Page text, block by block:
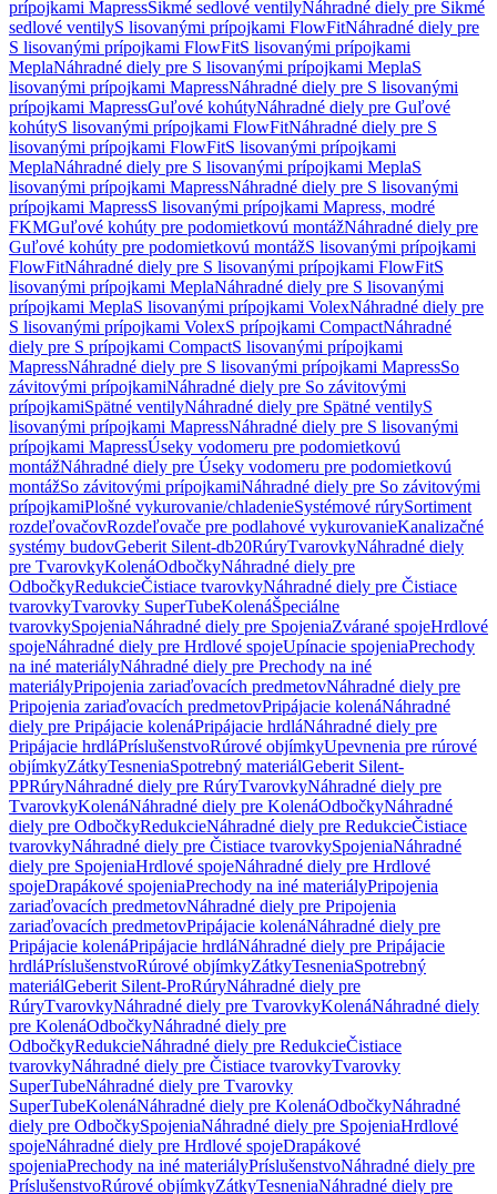
prípojkami MapressŠikmé sedlové ventilyNáhradné diely pre Šikmé
sedlové ventilyS lisovanými prípojkami FlowFitNáhradné diely pre
S lisovanými prípojkami FlowFitS lisovanými prípojkami
MeplaNáhradné diely pre S lisovanými prípojkami MeplaS
lisovanými prípojkami MapressNáhradné diely pre S lisovanými
prípojkami MapressGuľové kohútyNáhradné diely pre Guľové
kohútyS lisovanými prípojkami FlowFitNáhradné diely pre S
lisovanými prípojkami FlowFitS lisovanými prípojkami
MeplaNáhradné diely pre S lisovanými prípojkami MeplaS
lisovanými prípojkami MapressNáhradné diely pre S lisovanými
prípojkami MapressS lisovanými prípojkami Mapress, modré
FKMGuľové kohúty pre podomietkovú montážNáhradné diely pre
Guľové kohúty pre podomietkovú montážS lisovanými prípojkami
FlowFitNáhradné diely pre S lisovanými prípojkami FlowFitS
lisovanými prípojkami MeplaNáhradné diely pre S lisovanými
prípojkami MeplaS lisovanými prípojkami VolexNáhradné diely pre
S lisovanými prípojkami VolexS prípojkami CompactNáhradné
diely pre S prípojkami CompactS lisovanými prípojkami
MapressNáhradné diely pre S lisovanými prípojkami MapressSo
závitovými prípojkamiNáhradné diely pre So závitovými
prípojkamiSpätné ventilyNáhradné diely pre Spätné ventilyS
lisovanými prípojkami MapressNáhradné diely pre S lisovanými
prípojkami MapressÚseky vodomeru pre podomietkovú
montážNáhradné diely pre Úseky vodomeru pre podomietkovú
montážSo závitovými prípojkamiNáhradné diely pre So závitovými
prípojkamiPlošné vykurovanie/chladenieSystémové rúrySortiment
rozdeľovačovRozdeľovače pre podlahové vykurovanieKanalizačné
systémy budovGeberit Silent-db20RúryTvarovkyNáhradné diely
pre TvarovkyKolenáOdbočkyNáhradné diely pre
OdbočkyRedukcieČistiace tvarovkyNáhradné diely pre Čistiace
tvarovkyTvarovky SuperTubeKolenáŠpeciálne
tvarovkySpojeniaNáhradné diely pre SpojeniaZvárané spojeHrdlové
spojeNáhradné diely pre Hrdlové spojeUpínacie spojeniaPrechody
na iné materiályNáhradné diely pre Prechody na iné
materiályPripojenia zariaďovacích predmetovNáhradné diely pre
Pripojenia zariaďovacích predmetovPripájacie kolenáNáhradné
diely pre Pripájacie kolenáPripájacie hrdláNáhradné diely pre
Pripájacie hrdláPríslušenstvoRúrové objímkyUpevnenia pre rúrové
objímkyZátkyTesneniaSpotrebný materiálGeberit Silent-
PPRúryNáhradné diely pre RúryTvarovkyNáhradné diely pre
TvarovkyKolenáNáhradné diely pre KolenáOdbočkyNáhradné
diely pre OdbočkyRedukcieNáhradné diely pre RedukcieČistiace
tvarovkyNáhradné diely pre Čistiace tvarovkySpojeniaNáhradné
diely pre SpojeniaHrdlové spojeNáhradné diely pre Hrdlové
spojeDrapákové spojeniaPrechody na iné materiályPripojenia
zariaďovacích predmetovNáhradné diely pre Pripojenia
zariaďovacích predmetovPripájacie kolenáNáhradné diely pre
Pripájacie kolenáPripájacie hrdláNáhradné diely pre Pripájacie
hrdláPríslušenstvoRúrové objímkyZátkyTesneniaSpotrebný
materiálGeberit Silent-ProRúryNáhradné diely pre
RúryTvarovkyNáhradné diely pre TvarovkyKolenáNáhradné diely
pre KolenáOdbočkyNáhradné diely pre
OdbočkyRedukcieNáhradné diely pre RedukcieČistiace
tvarovkyNáhradné diely pre Čistiace tvarovkyTvarovky
SuperTubeNáhradné diely pre Tvarovky
SuperTubeKolenáNáhradné diely pre KolenáOdbočkyNáhradné
diely pre OdbočkySpojeniaNáhradné diely pre SpojeniaHrdlové
spojeNáhradné diely pre Hrdlové spojeDrapákové
spojeniaPrechody na iné materiályPríslušenstvoNáhradné diely pre
PríslušenstvoRúrové objímkyZátkyTesneniaNáhradné diely pre